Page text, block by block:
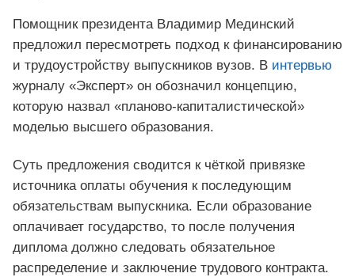
Помощник президента Владимир Мединский
предложил пересмотреть подход к финансированию
и трудоустройству выпускников вузов. В интервью
журналу «Эксперт» он обозначил концепцию,
которую назвал «планово-капиталистической»
моделью высшего образования.
Суть предложения сводится к чёткой привязке
источника оплаты обучения к последующим
обязательствам выпускника. Если образование
оплачивает государство, то после получения
диплома должно следовать обязательное
распределение и заключение трудового контракта.